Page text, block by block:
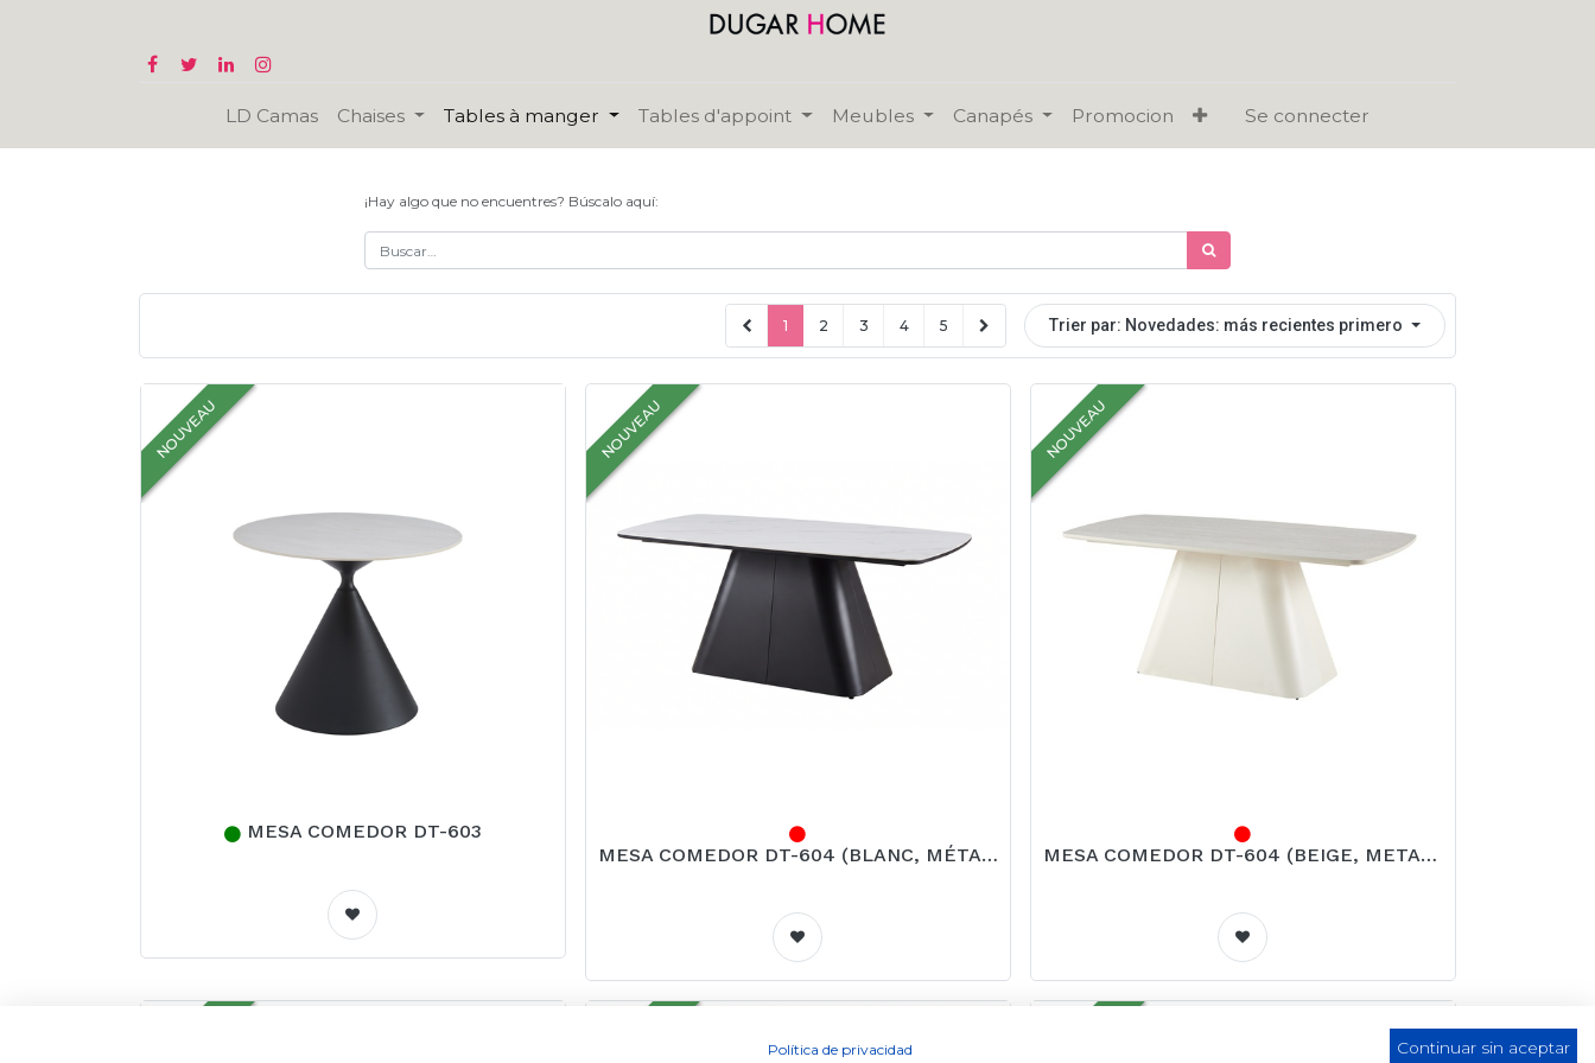
LD Camas Chaises Tables à manger Tables d'appoint Meubles Canapés Promocion Se connecter
¡Hay algo que no encuentres? Búscalo aquí:
1 2 3 4 5 Trier par: Novedades: más recientes primero
NOUVEAU
MESA COMEDOR DT-603
NOUVEAU
MESA COMEDOR DT-604 (BLANC, MÉTAL NOIR)
NOUVEAU
MESA COMEDOR DT-604 (BEIGE, METAL BEIGE)
Politique de confidentialité
Envoie-nous un message
Continuar sin aceptar
Política de privacidad